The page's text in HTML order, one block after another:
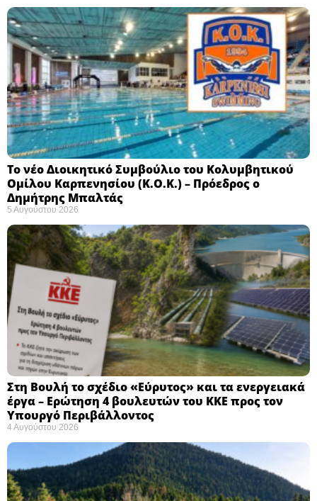
Το νέο Διοικητικό Συμβούλιο του Κολυμβητικού
Ομίλου Καρπενησίου (Κ.Ο.Κ.) – Πρόεδρος ο
Δημήτρης Μπαλτάς
5 Αυγούστου 2026
Στη Βουλή το σχέδιο «Εύρυτος» και τα ενεργειακά
έργα – Ερώτηση 4 βουλευτών του ΚΚΕ προς τον
Υπουργό Περιβάλλοντος
4 Αυγούστου 2026